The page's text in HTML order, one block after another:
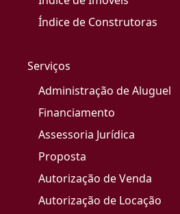
Índice de Construtoras
Serviços
Administração de Aluguel
Financiamento
Assessoria Jurídica
Proposta
Autorização de Venda
Autorização de Locação